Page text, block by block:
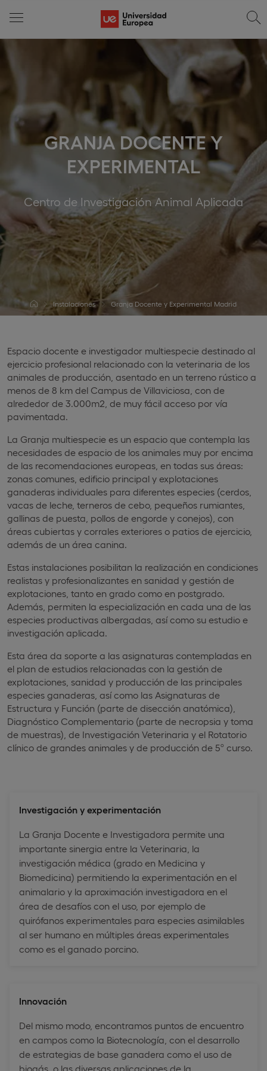
GRANJA DOCENTE Y
EXPERIMENTAL
Centro de Investigación Animal Aplicada
Instalaciones Granja Docente y Experimental Madrid
Espacio docente e investigador multiespecie destinado al
ejercicio profesional relacionado con la veterinaria de los
animales de producción, asentado en un terreno rústico a
menos de 8 km del Campus de Villaviciosa, con de
alrededor de 3.000m2, de muy fácil acceso por vía
pavimentada.
La Granja multiespecie es un espacio que contempla las
necesidades de espacio de los animales muy por encima
de las recomendaciones europeas, en todas sus áreas:
zonas comunes, edificio principal y explotaciones
ganaderas individuales para diferentes especies (cerdos,
vacas de leche, terneros de cebo, pequeños rumiantes,
gallinas de puesta, pollos de engorde y conejos), con
áreas cubiertas y corrales exteriores o patios de ejercicio,
además de un área canina.
Estas instalaciones posibilitan la realización en condiciones
realistas y profesionalizantes en sanidad y gestión de
explotaciones, tanto en grado como en postgrado.
Además, permiten la especialización en cada una de las
especies productivas albergadas, así como su estudio e
investigación aplicada.
Esta área da soporte a las asignaturas contempladas en
el plan de estudios relacionadas con la gestión de
explotaciones, sanidad y producción de las principales
especies ganaderas, así como las Asignaturas de
Estructura y Función (parte de disección anatómica),
Diagnóstico Complementario (parte de necropsia y toma
de muestras), de Investigación Veterinaria y el Rotatorio
clínico de grandes animales y de producción de 5º curso.
Investigación y experimentación
La Granja Docente e Investigadora permite una
importante sinergia entre la Veterinaria, la
investigación médica (grado en Medicina y
Biomedicina) permitiendo la experimentación en el
animalario y la aproximación investigadora en el
área de desafíos con el uso, por ejemplo de
quirófanos experimentales para especies asimilables
al ser humano en múltiples áreas experimentales
como es el ganado porcino.
Innovación
Del mismo modo, encontramos puntos de encuentro
en campos como la Biotecnología, con el desarrollo
de estrategias de base ganadera como el uso de
biogás, o las diversas aplicaciones de la